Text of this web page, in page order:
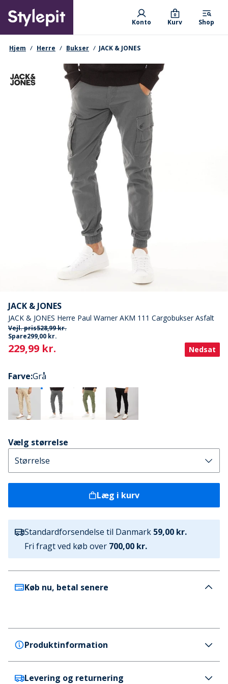
main
content
Primary departments
Konto Kurv
0
Shop
navigationssti
Hjem Herre Bukser JACK & JONES
JACK & JONES
JACK & JONES Herre Paul Warner AKM 111 Cargobukser Asfalt
Vejl. pris528,99 kr.
Spare299,00 kr.
Current
229,99 kr. Nedsat
Farve:Grå
Vælg størrelse
Læg i kurv
Standardforsendelse til Danmark 59,00 kr.
Fri fragt ved køb over 700,00 kr.
Køb nu, betal senere
Produktinformation
JACK & JONES
Levering og returnering